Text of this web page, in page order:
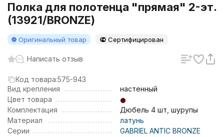
Полка для полотенца "прямая" 2-эт.
(13921/BRONZE)
Оригинальный товар Сертифицирован
Написать отзыв
Код товара:575-943
Вид крепления
настенный
Цвет товара
Комплектация
Дюбель 4 шт, шурупы
Материал
латунь
Серии
GABRIEL ANTIC BRONZE